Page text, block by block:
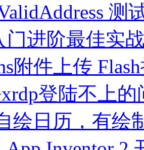
测
门进阶最佳实
附件上传
登陆不上的
绘日历，有绘